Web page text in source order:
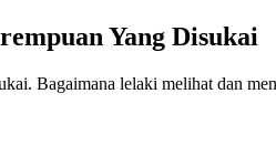
Yang Disukai
Bagaimana lelaki melihat dan